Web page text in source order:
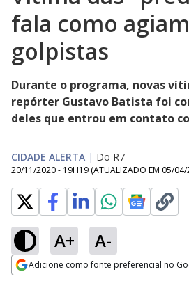
fala como
golpistas
Durante o programa, novas
repórter Gustavo Batista foi
deles que entrou em contato
CIDADE ALERTA | Do R7
20/11/2020 - 19H19 (ATUALIZADO EM 05/04/
A+ A-
Adicione como fonte preferencial no